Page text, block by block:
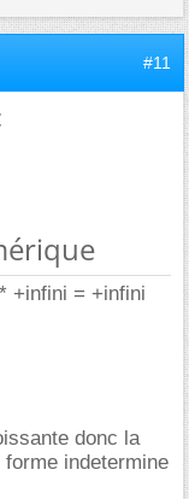
#11
+infini = +infini
donc la
indetermine